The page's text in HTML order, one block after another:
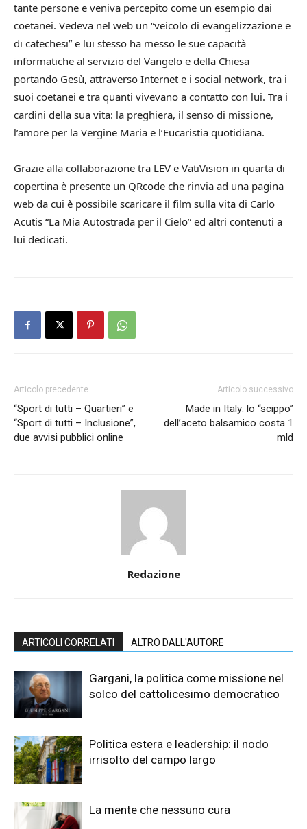
tante persone e veniva percepito come un esempio dai
coetanei. Vedeva nel web un “veicolo di evangelizzazione e
di catechesi” e lui stesso ha messo le sue capacità
informatiche al servizio del Vangelo e della Chiesa
portando Gesù, attraverso Internet e i social network, tra i
suoi coetanei e tra quanti vivevano a contatto con lui. Tra i
cardini della sua vita: la preghiera, il senso di missione,
l’amore per la Vergine Maria e l’Eucaristia quotidiana.
Grazie alla collaborazione tra LEV e VatiVision in quarta di
copertina è presente un QRcode che rinvia ad una pagina
web da cui è possibile scaricare il film sulla vita di Carlo
Acutis “La Mia Autostrada per il Cielo” ed altri contenuti a
lui dedicati.
Articolo precedente
“Sport di tutti – Quartieri” e
“Sport di tutti – Inclusione”,
due avvisi pubblici online
Articolo successivo
Made in Italy: lo “scippo”
dell’aceto balsamico costa 1
mld
Redazione
ARTICOLI CORRELATI ALTRO DALL'AUTORE
Gargani, la politica come missione nel
solco del cattolicesimo democratico
Politica estera e leadership: il nodo
irrisolto del campo largo
La mente che nessuno cura